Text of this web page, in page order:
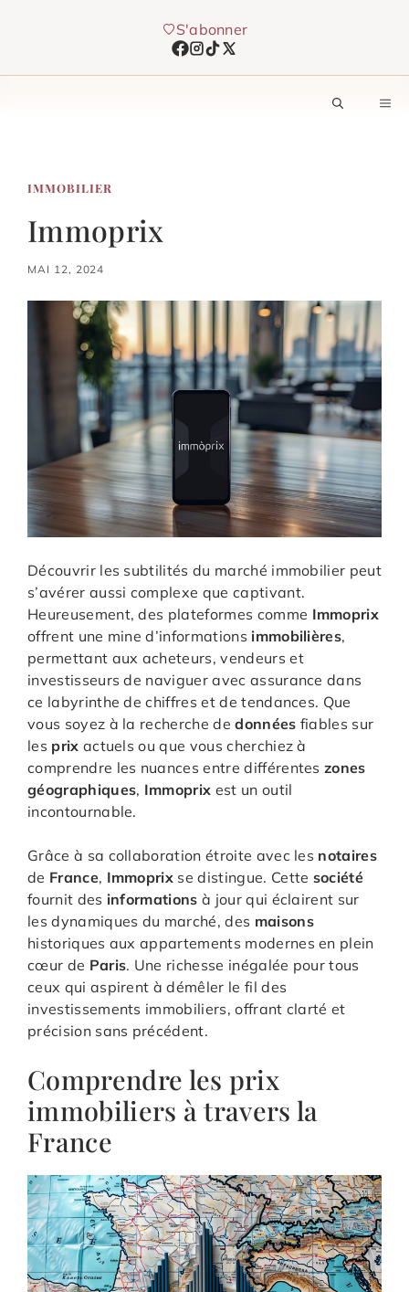
S'abonner
IMMOBILIER
Immoprix
MAI 12, 2024
Découvrir les subtilités du marché immobilier peut
s’avérer aussi complexe que captivant.
Heureusement, des plateformes comme Immoprix
offrent une mine d’informations immobilières,
permettant aux acheteurs, vendeurs et
investisseurs de naviguer avec assurance dans
ce labyrinthe de chiffres et de tendances. Que
vous soyez à la recherche dedonnées fiables sur
les prix actuels ou que vous cherchiez à
comprendre les nuances entre différenteszones
géographiques, Immoprix est un outil
incontournable.
Grâce à sa collaboration étroite avec les notaires
de France, Immoprix se distingue. Cette société
fournit des informations à jour qui éclairent sur
les dynamiques du marché, des maisons
historiques aux appartements modernes en plein
cœur de Paris. Une richesse inégalée pour tous
ceux qui aspirent à démêler le fil des
investissements immobiliers, offrant clarté et
précision sans précédent.
Comprendre les prix
immobiliers à travers la
France